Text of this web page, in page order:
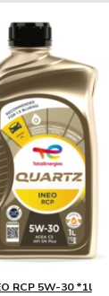
RCP 5W-30 *1l